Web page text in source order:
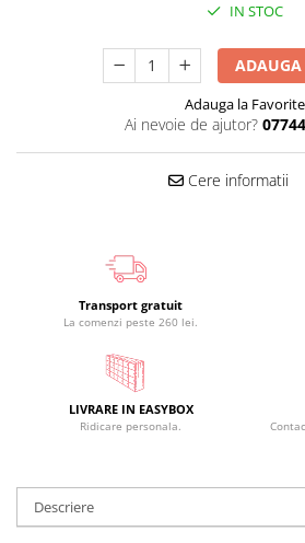
IN STOC
ADAUGA
Adauga la Favorite
Ai nevoie de ajutor?
Cere informatii
Transport gratuit
La comenzi peste 260 lei.
LIVRARE IN EASYBOX
Ridicare personala.
Descriere